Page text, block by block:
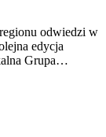
odwiedzi w
edycja
Grupa…